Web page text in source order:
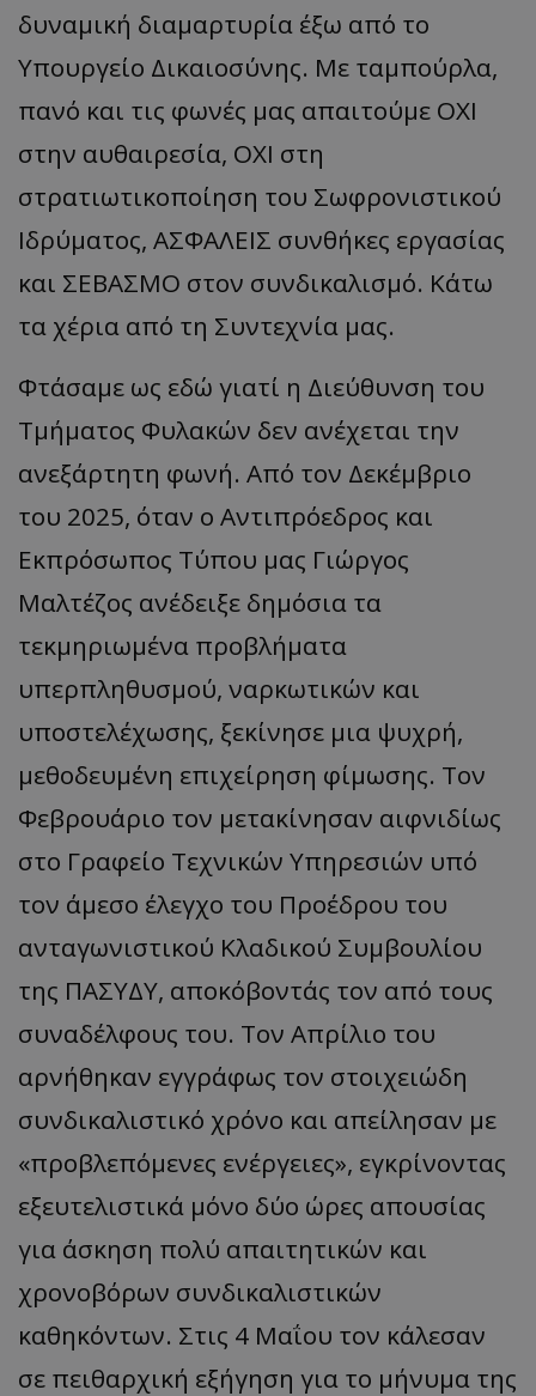
δυναμική διαμαρτυρία έξω από το
Υπουργείο Δικαιοσύνης. Με ταμπούρλα,
πανό και τις φωνές μας απαιτούμε ΟΧΙ
στην αυθαιρεσία, ΟΧΙ στη
στρατιωτικοποίηση του Σωφρονιστικού
Ιδρύματος, ΑΣΦΑΛΕΙΣ συνθήκες εργασίας
και ΣΕΒΑΣΜΟ στον συνδικαλισμό. Κάτω
τα χέρια από τη Συντεχνία μας.
Φτάσαμε ως εδώ γιατί η Διεύθυνση του
Τμήματος Φυλακών δεν ανέχεται την
ανεξάρτητη φωνή. Από τον Δεκέμβριο
του 2025, όταν ο Αντιπρόεδρος και
Εκπρόσωπος Τύπου μας Γιώργος
Μαλτέζος ανέδειξε δημόσια τα
τεκμηριωμένα προβλήματα
υπερπληθυσμού, ναρκωτικών και
υποστελέχωσης, ξεκίνησε μια ψυχρή,
μεθοδευμένη επιχείρηση φίμωσης. Τον
Φεβρουάριο τον μετακίνησαν αιφνιδίως
στο Γραφείο Τεχνικών Υπηρεσιών υπό
τον άμεσο έλεγχο του Προέδρου του
ανταγωνιστικού Κλαδικού Συμβουλίου
της ΠΑΣΥΔΥ, αποκόβοντάς τον από τους
συναδέλφους του. Τον Απρίλιο του
αρνήθηκαν εγγράφως τον στοιχειώδη
συνδικαλιστικό χρόνο και απείλησαν με
«προβλεπόμενες ενέργειες», εγκρίνοντας
εξευτελιστικά μόνο δύο ώρες απουσίας
για άσκηση πολύ απαιτητικών και
χρονοβόρων συνδικαλιστικών
καθηκόντων. Στις 4 Μαΐου τον κάλεσαν
σε πειθαρχική εξήγηση για το μήνυμα της